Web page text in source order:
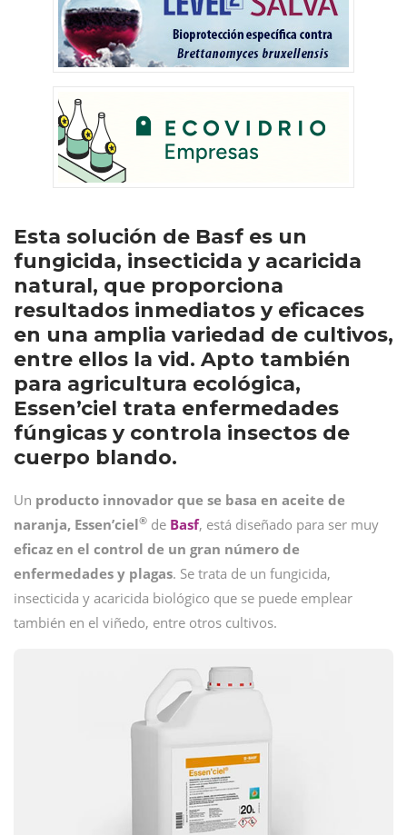
Esta solución de Basf es un
fungicida, insecticida y acaricida
natural, que proporciona
resultados inmediatos y eficaces
en una amplia variedad de cultivos,
entre ellos la vid. Apto también
para agricultura ecológica,
Essen’ciel trata enfermedades
fúngicas y controla insectos de
cuerpo blando.
Un producto innovador que se basa en aceite de
naranja, Essen’ciel® de Basf, está diseñado para ser muy
eficaz en el control de un gran número de
enfermedades y plagas. Se trata de un fungicida,
insecticida y acaricida biológico que se puede emplear
también en el viñedo, entre otros cultivos.